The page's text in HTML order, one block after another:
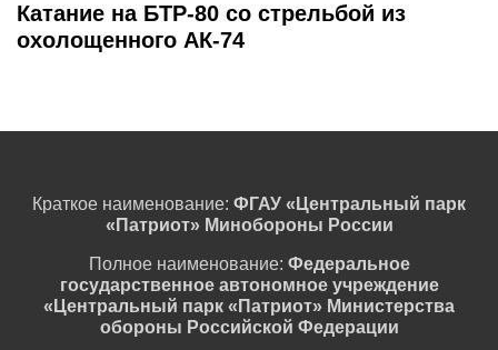
Катание на БТР-80 со стрельбой из
охолощенного АК-74
Краткое наименование: ФГАУ «Центральный парк
«Патриот» Минобороны России
Полное наименование: Федеральное
государственное автономное учреждение
«Центральный парк «Патриот» Министерства
обороны Российской Федерации